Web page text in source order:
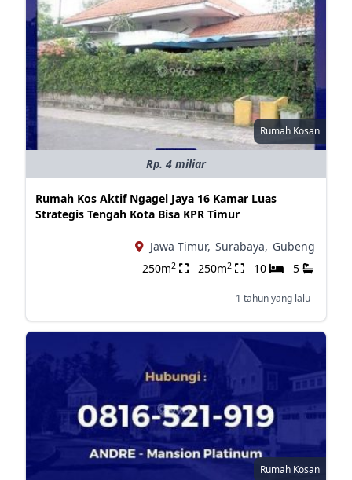
Rumah Kosan
Rp. 4 miliar
Rumah Kos Aktif Ngagel Jaya 16 Kamar Luas
Strategis Tengah Kota Bisa KPR Timur
Jawa Timur, Surabaya, Gubeng
250m2 250m2 10 5
1 tahun yang lalu
Rumah Kosan